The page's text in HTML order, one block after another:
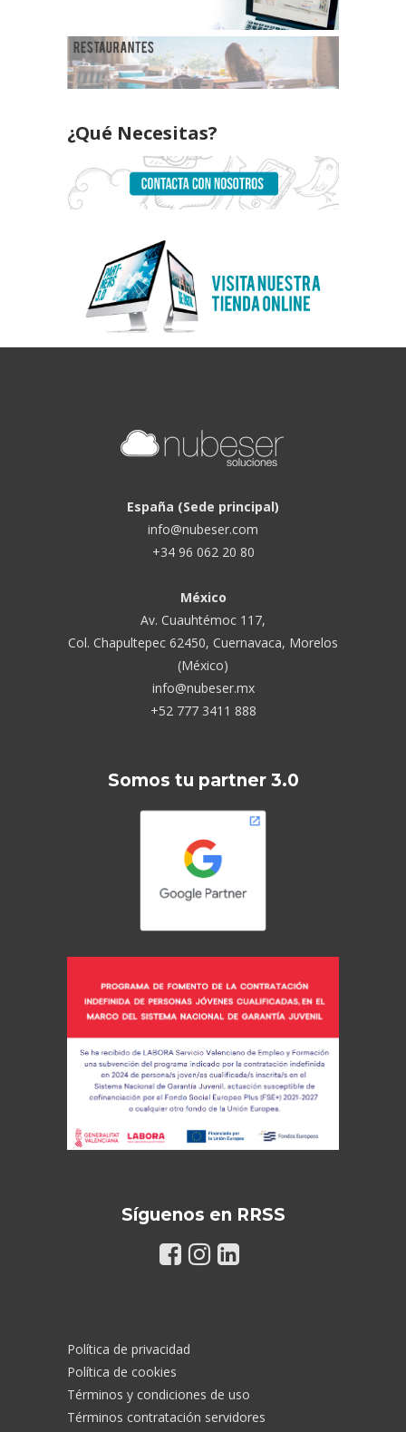
¿Qué Necesitas?
España (Sede principal)
info@nubeser.com
+34 96 062 20 80
México
Av. Cuauhtémoc 117,
Col. Chapultepec 62450, Cuernavaca, Morelos
(México)
info@nubeser.mx
+52 777 3411 888
Somos tu partner 3.0
Síguenos en RRSS
Política de privacidad
Política de cookies
Términos y condiciones de uso
Términos contratación servidores